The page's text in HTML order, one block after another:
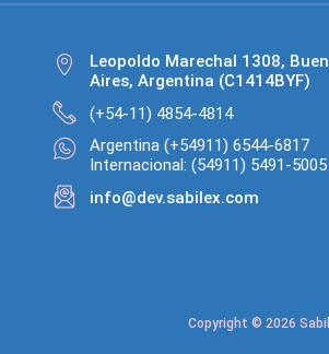
Leopoldo Marechal 1308,
Aires, Argentina (C1414BYF)
(+54-11) 4854-4814
Argentina (+54911) 6544-6817
Internacional: (54911) 5491-5005
info@dev.sabilex.com
Copyright © 2026